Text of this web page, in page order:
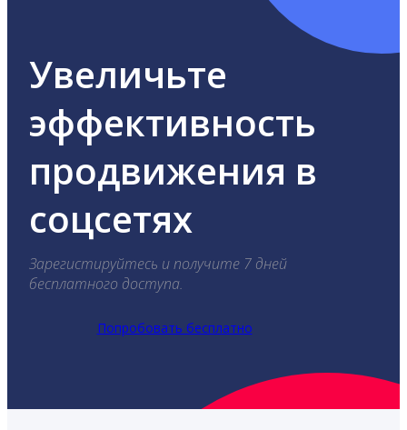
Увеличьте
эффективность
продвижения в
соцсетях
Зарегистируйтесь и получите 7 дней
бесплатного доступа.
Попробовать бесплатно